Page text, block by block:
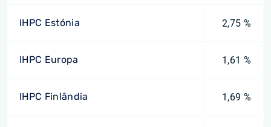
IHPC Estónia 2,75 %
IHPC Europa 1,61 %
IHPC Finlândia 1,69 %